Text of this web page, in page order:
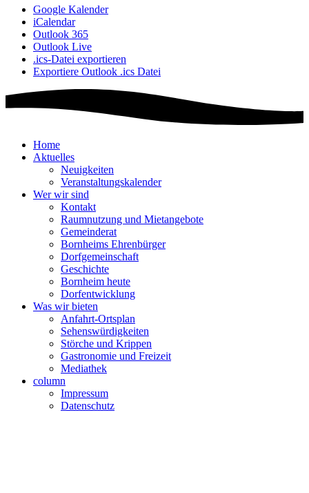
Google Kalender
iCalendar
Outlook 365
Outlook Live
.ics-Datei exportieren
Exportiere Outlook .ics Datei
Home
Aktuelles
Neuigkeiten
Veranstaltungskalender
Wer wir sind
Kontakt
Raumnutzung und Mietangebote
Gemeinderat
Bornheims Ehrenbürger
Dorfgemeinschaft
Geschichte
Bornheim heute
Dorfentwicklung
Was wir bieten
Anfahrt-Ortsplan
Sehenswürdigkeiten
Störche und Krippen
Gastronomie und Freizeit
Mediathek
column
Impressum
Datenschutz